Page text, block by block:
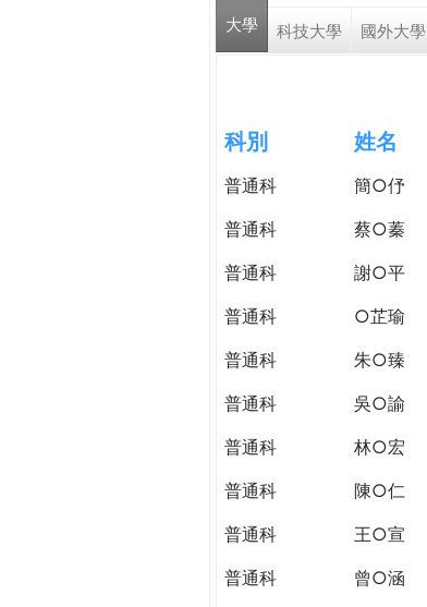
r
h
e
r
大學 科技大學 國外大學
科別 姓名
普通科 簡○伃
普通科
蔡○蓁
普通科
謝○平
普通科
○芷瑜
普通科
朱○臻
普通科
吳○諭
普通科
林○宏
普通科
陳○仁
普通科
王○宣
普通科
曾○涵